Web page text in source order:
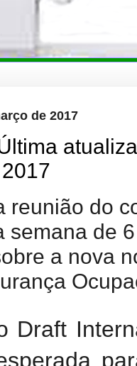
de 2017
reunião do
semana de
a nova
Draft